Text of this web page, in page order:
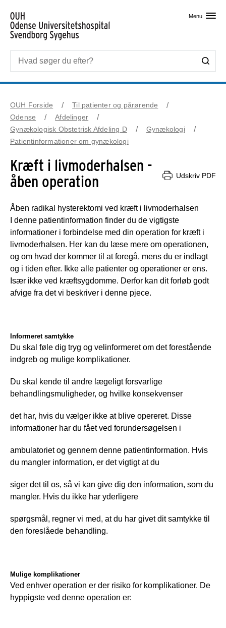
Menu
OUH Forside
Til patienter og pårørende
Odense
Afdelinger
Gynækologisk Obstetrisk Afdeling D
Gynækologi
Patientinformationer om gynækologi
Kræft i livmoderhalsen -
åben operation
Udskriv PDF
Åben radikal hysterektomi ved kræft i livmoderhalsen
I denne patientinformation finder du de vigtigste
informationer i forbindelse med din operation for kræft i
livmoderhalsen. Her kan du læse mere om operationen,
og om hvad der kommer til at foregå, mens du er indlagt
og i tiden efter. Ikke alle patienter og operationer er ens.
Især ikke ved kræftsygdomme. Derfor kan dit forløb godt
afvige fra det vi beskriver i denne pjece.
Informeret samtykke
Du skal føle dig tryg og velinformeret om det forestående
indgreb og mulige komplikationer.
Du skal kende til andre lægeligt forsvarlige
behandlingsmuligheder, og hvilke konsekvenser
det har, hvis du vælger ikke at blive opereret. Disse
informationer har du fået ved forundersøgelsen i
ambulatoriet og gennem denne patientinformation. Hvis
du mangler information, er det vigtigt at du
siger det til os, så vi kan give dig den information, som du
mangler. Hvis du ikke har yderligere
spørgsmål, regner vi med, at du har givet dit samtykke til
den foreslåede behandling.
Mulige komplikationer
Ved enhver operation er der risiko for komplikationer. De
hyppigste ved denne operation er: